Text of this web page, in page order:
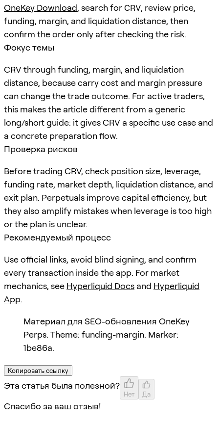
OneKey Download, search forCRV, review price,
funding, margin, and liquidation distance, then
confirm the order only after checking the risk.
Фокус темы
CRV through funding, margin, and liquidation
distance, because carry cost and margin pressure
can change the trade outcome. For active traders,
this makes the article different from a generic
long/short guide: it gives CRV a specific use case and
a concrete preparation flow.
Проверка рисков
Before trading CRV, check position size, leverage,
funding rate, market depth, liquidation distance, and
exit plan. Perpetuals improve capital efficiency, but
they also amplify mistakes when leverage is too high
or the plan is unclear.
Рекомендуемый процесс
Use official links, avoid blind signing, and confirm
every transaction inside the app. For market
mechanics, see Hyperliquid Docs and Hyperliquid
App.
Материал для SEO-обновления OneKey
Perps. Theme: funding-margin. Marker:
1be86a.
Копировать ссылку
Эта статья была полезной?
Нет Да
Спасибо за ваш отзыв!